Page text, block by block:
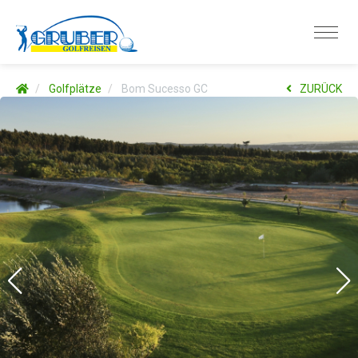
Golfplätze Bom Sucesso GC ZURÜCK